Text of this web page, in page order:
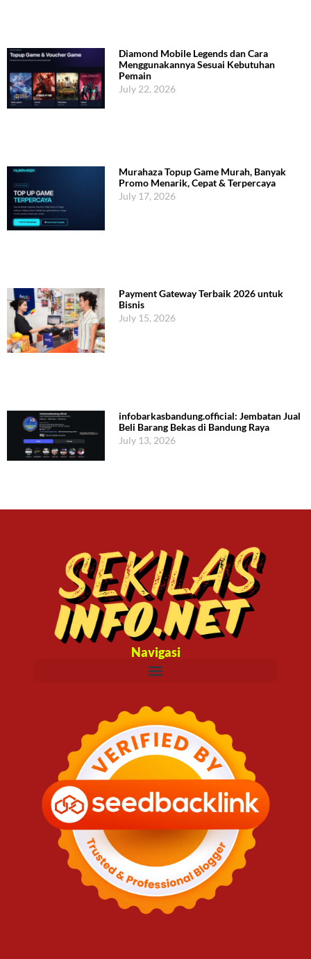
Diamond Mobile Legends dan Cara
Menggunakannya Sesuai Kebutuhan
Pemain
July 22, 2026
Murahaza Topup Game Murah, Banyak
Promo Menarik, Cepat & Terpercaya
July 17, 2026
Payment Gateway Terbaik 2026 untuk
Bisnis
July 15, 2026
infobarkasbandung.official: Jembatan Jual
Beli Barang Bekas di Bandung Raya
July 13, 2026
Navigasi